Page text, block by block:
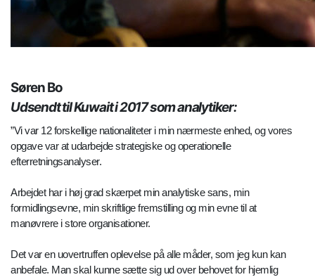
Søren Bo
Udsendt til Kuwait i 2017 som analytiker:
”Vi var 12 forskellige nationaliteter i min nærmeste enhed, og vores
opgave var at udarbejde strategiske og operationelle
efterretningsanalyser.
Arbejdet har i høj grad skærpet min analytiske sans, min
formidlingsevne, min skriftlige fremstilling og min evne til at
manøvrere i store organisationer.
Det var en uovertruffen oplevelse på alle måder, som jeg kun kan
anbefale. Man skal kunne sætte sig ud over behovet for hjemlig